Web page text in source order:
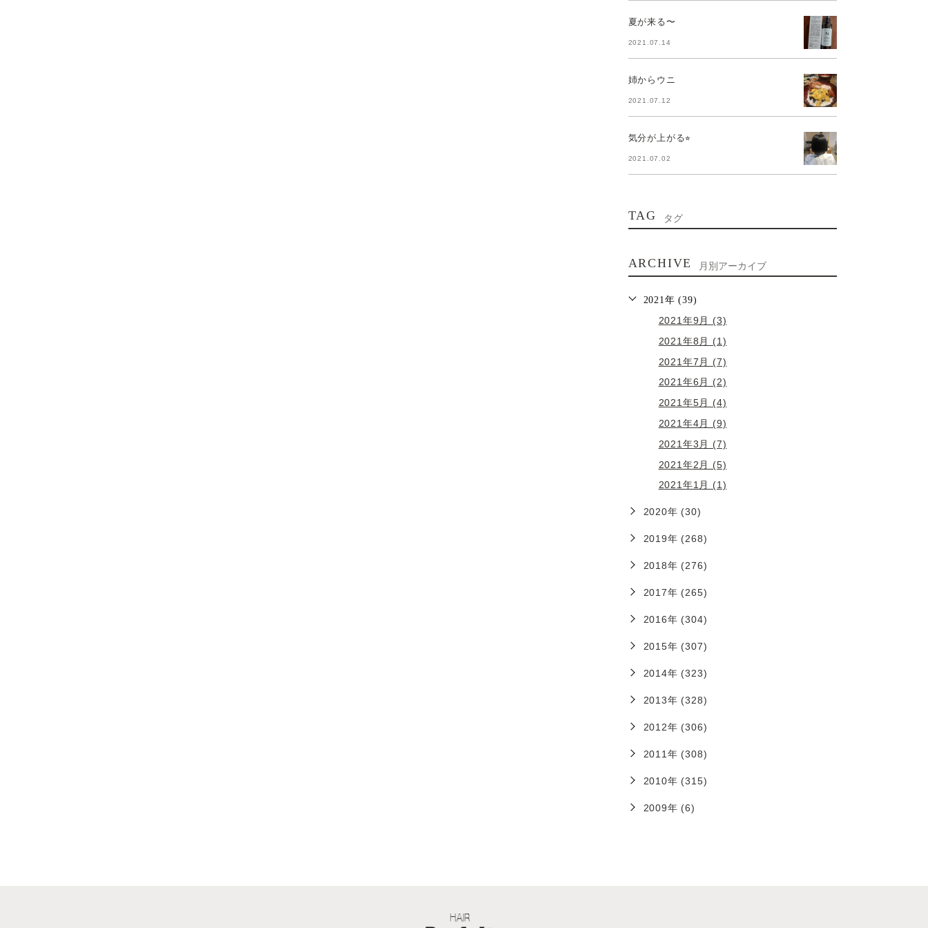
夏が来る〜
2021.07.14
姉からウニ
2021.07.12
気分が上がる⭐︎
2021.07.02
TAG タグ
ARCHIVE 月別アーカイブ
2021年 (39)
2021年9月 (3)
2021年8月 (1)
2021年7月 (7)
2021年6月 (2)
2021年5月 (4)
2021年4月 (9)
2021年3月 (7)
2021年2月 (5)
2021年1月 (1)
2020年 (30)
2019年 (268)
2018年 (276)
2017年 (265)
2016年 (304)
2015年 (307)
2014年 (323)
2013年 (328)
2012年 (306)
2011年 (308)
2010年 (315)
2009年 (6)